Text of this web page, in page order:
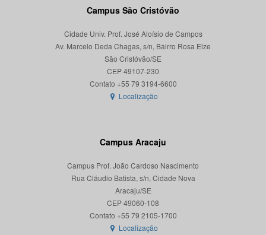
Campus São Cristóvão
Cidade Univ. Prof. José Aloísio de Campos
Av. Marcelo Deda Chagas, s/n, Bairro Rosa Elze
São Cristóvão/SE
CEP 49107-230
Localização
Campus Aracaju
Campus Prof. João Cardoso Nascimento
Rua Cláudio Batista, s/n, Cidade Nova
Aracaju/SE
CEP 49060-108
Localização